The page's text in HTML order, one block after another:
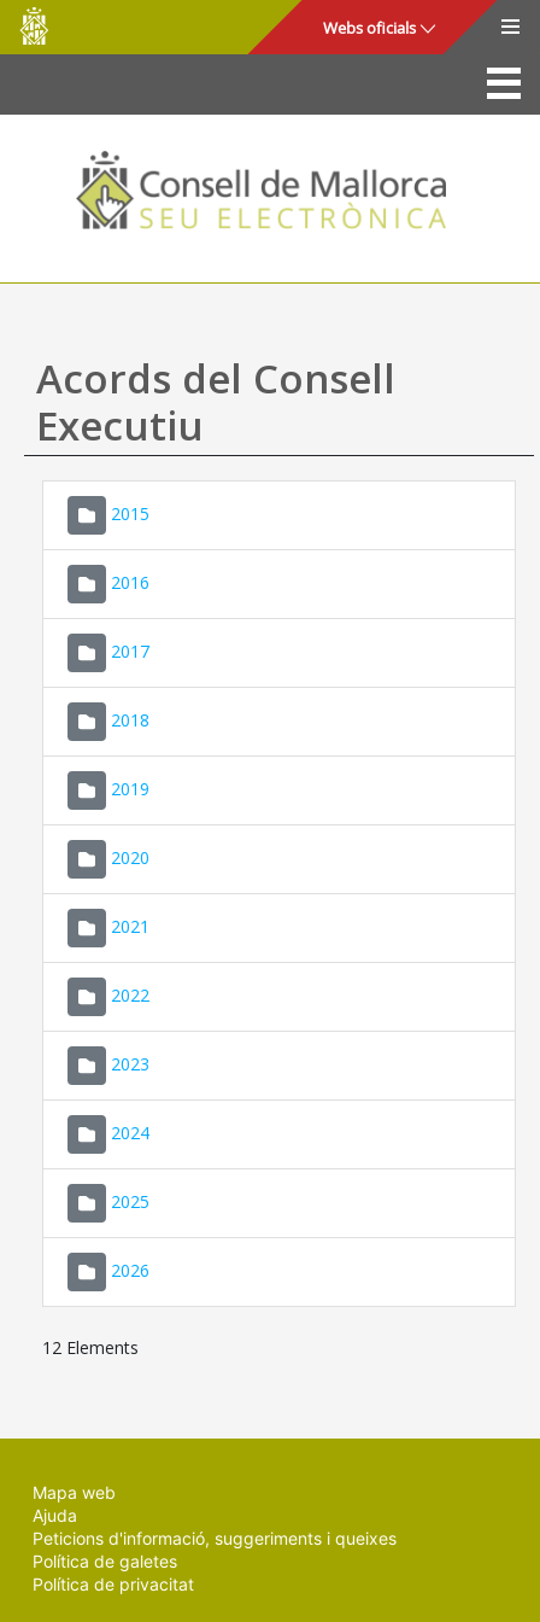
Salta al contingut principal
Consell
de
Mallorca
Webs oficials
La Seu
Consell de Mallorca
Accés i seguretat
Utilitats
Ajuda
Acords del Consell
Executiu
2015
2016
2017
2018
2019
2020
2021
2022
2023
2024
2025
2026
12 Elements
Mapa web
Ajuda
Peticions d'informació, suggeriments i queixes
Política de galetes
Política de privacitat